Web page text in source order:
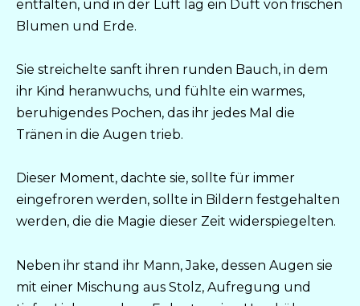
entfalten, und in der Luft lag ein Duft von frischen
Blumen und Erde.
Sie streichelte sanft ihren runden Bauch, in dem
ihr Kind heranwuchs, und fühlte ein warmes,
beruhigendes Pochen, das ihr jedes Mal die
Tränen in die Augen trieb.
Dieser Moment, dachte sie, sollte für immer
eingefroren werden, sollte in Bildern festgehalten
werden, die die Magie dieser Zeit widerspiegelten.
Neben ihr stand ihr Mann, Jake, dessen Augen sie
mit einer Mischung aus Stolz, Aufregung und